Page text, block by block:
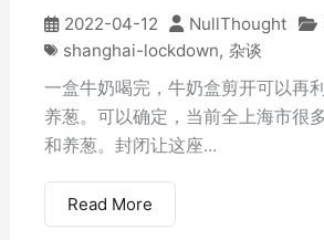
2022-04-12 NullThought
shanghai-lockdown, 杂谈
一盒牛奶喝完，牛奶盒剪开可以再
养葱。可以确定，当前全上海市很
和养葱。封闭让这座...
Read More